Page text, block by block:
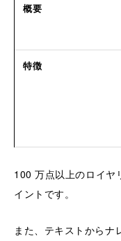
概要
特徴
100 万点以上のロイヤ
イントです。
また、テキストから